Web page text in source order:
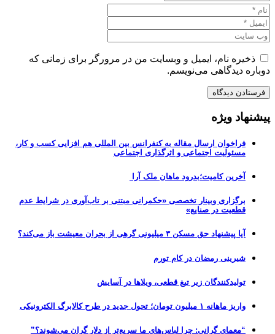
ذخیره نام، ایمیل و وبسایت من در مرورگر برای زمانی که
دوباره دیدگاهی می‌نویسم.
پیشنهاد ویژه
فراخوان ارسال مقاله به کنفرانس بین المللی هم افزایی کسب و کار،
مسئولیت اجتماعی و اثرگذاری اجتماعی
آخرین کامیت؛بدرود ماهان ملک آرا
برگزاری وبینار تخصصی «حکمرانی مبتنی بر تاب‌آوری در شرایط عدم
قطعیت در صنایع»
آیا پیشنهاد حق مسکن ۳ میلیونی گرهی از بحران معیشت باز می‌کند؟
شیرینی رمضان در کام تورم
تولیدکنندگان زیر تیغ قطعی، ویلاها در آسایش
واریز ماهانه ۱ میلیون تومان؛ تحول جدید در طرح کالابرگ الکترونیکی
“معمای گرانی: چرا لباس‌های ما سریع‌تر از دلار گران می‌شوند؟”